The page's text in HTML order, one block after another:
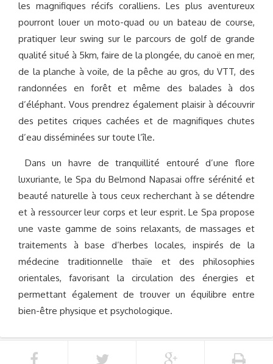
les magnifiques récifs coralliens. Les plus aventureux
pourront louer un moto-quad ou un bateau de course,
pratiquer leur swing sur le parcours de golf de grande
qualité situé à 5km, faire de la plongée, du canoë en mer,
de la planche à voile, de la pêche au gros, du VTT, des
randonnées en forêt et même des balades à dos
d’éléphant. Vous prendrez également plaisir à découvrir
des petites criques cachées et de magnifiques chutes
d’eau disséminées sur toute l’île.
Dans un havre de tranquillité entouré d’une flore
luxuriante, le Spa du Belmond Napasai offre sérénité et
beauté naturelle à tous ceux recherchant à se détendre
et à ressourcer leur corps et leur esprit. Le Spa propose
une vaste gamme de soins relaxants, de massages et
traitements à base d’herbes locales, inspirés de la
médecine traditionnelle thaïe et des philosophies
orientales, favorisant la circulation des énergies et
permettant également de trouver un équilibre entre
bien-être physique et psychologique.